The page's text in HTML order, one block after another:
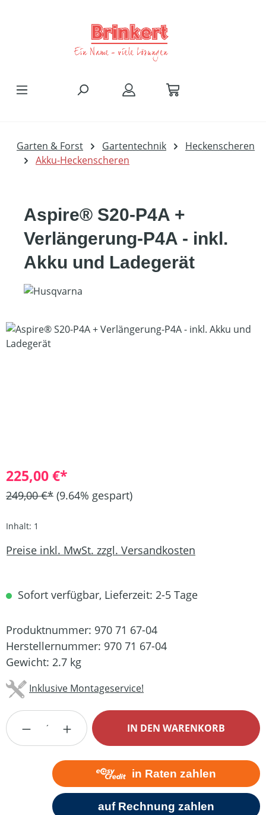
Garten & Forst Gartentechnik
Heckenscheren
Akku-Heckenscheren
Aspire® S20-P4A +
Verlängerung-P4A - inkl.
Akku und Ladegerät
Bildergalerie überspringen
225,00 €*
249,00 €* (9.64% gespart)
Inhalt: 1
Preise inkl. MwSt. zzgl. Versandkosten
Sofort verfügbar, Lieferzeit: 2-5 Tage
Produktnummer: 970 71 67-04
Herstellernummer: 970 71 67-04
Gewicht: 2.7 kg
Inklusive Montageservice!
Produkt Anzahl: Gib den gewünschten
IN DEN WARENKORB